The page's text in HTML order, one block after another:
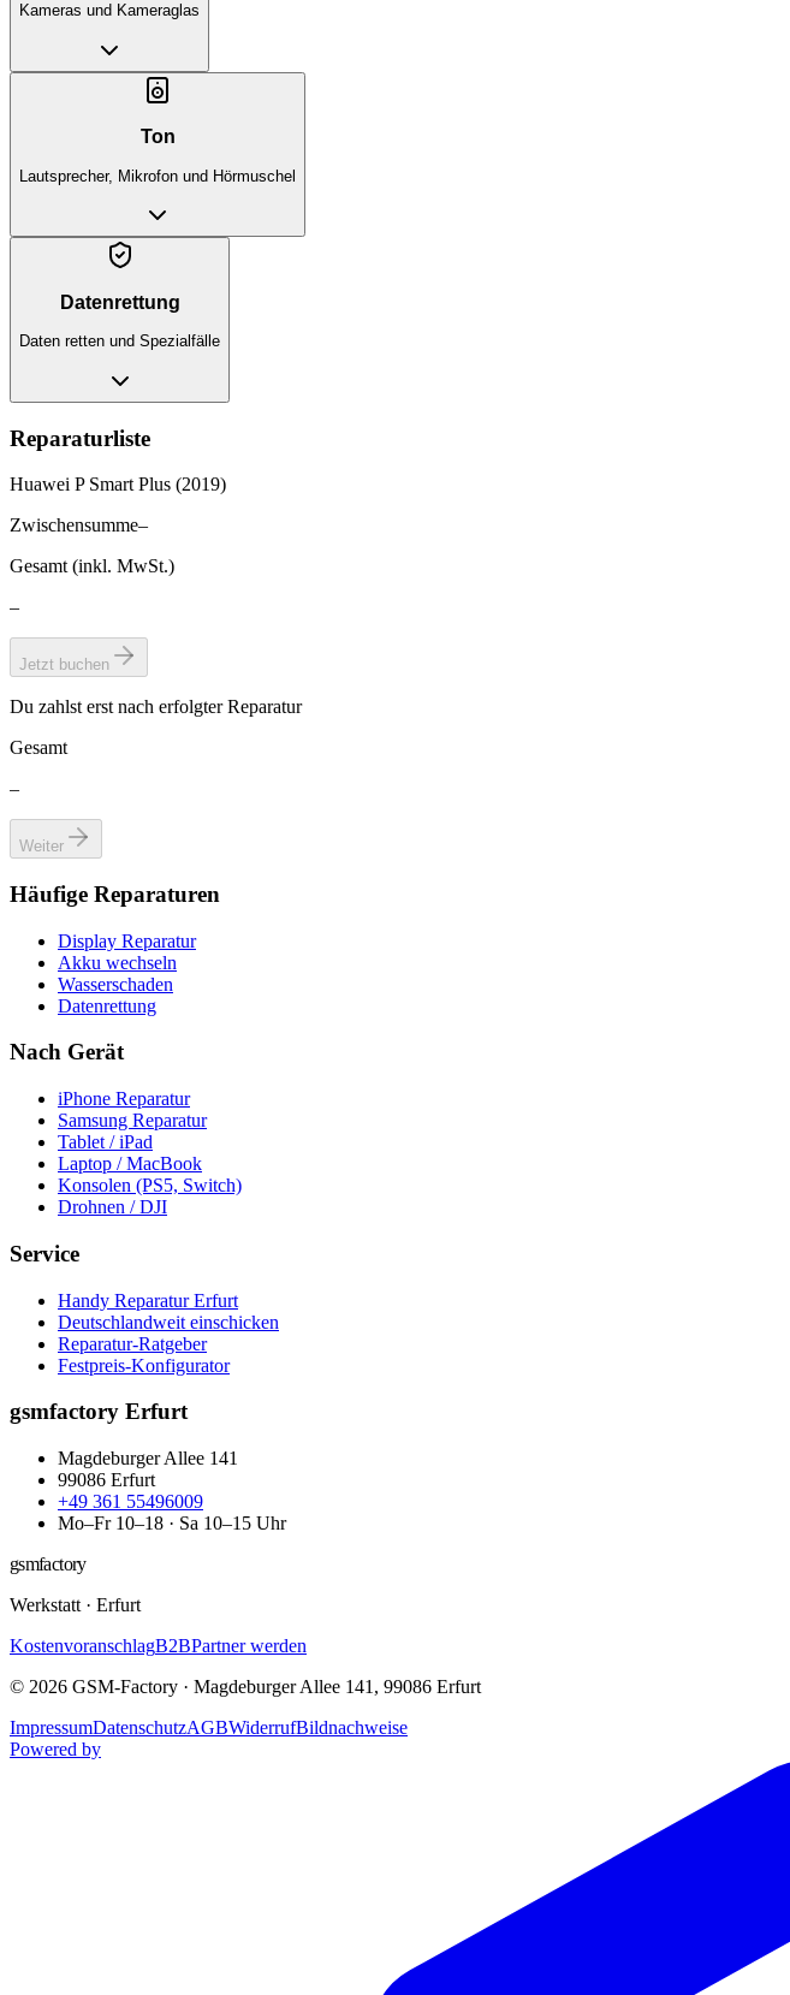
Kameras und Kameraglas
Ton
Lautsprecher, Mikrofon und Hörmuschel
Datenrettung
Daten retten und Spezialfälle
Reparaturliste
Huawei P Smart Plus (2019)
Zwischensumme–
Gesamt (inkl. MwSt.)
–
Jetzt buchen
Du zahlst erst nach erfolgter Reparatur
Gesamt
–
Weiter
Häufige Reparaturen
Display Reparatur
Akku wechseln
Wasserschaden
Datenrettung
Nach Gerät
iPhone Reparatur
Samsung Reparatur
Tablet / iPad
Laptop / MacBook
Konsolen (PS5, Switch)
Drohnen / DJI
Service
Handy Reparatur Erfurt
Deutschlandweit einschicken
Reparatur-Ratgeber
Festpreis-Konfigurator
gsmfactory Erfurt
Magdeburger Allee 141
99086 Erfurt
+49 361 55496009
Mo–Fr 10–18 · Sa 10–15 Uhr
gsmfactory
Werkstatt · Erfurt
KostenvoranschlagB2BPartner werden
© 2026 GSM-Factory · Magdeburger Allee 141 , 99086 Erfurt
ImpressumDatenschutzAGBWiderrufBildnachweise
Powered by